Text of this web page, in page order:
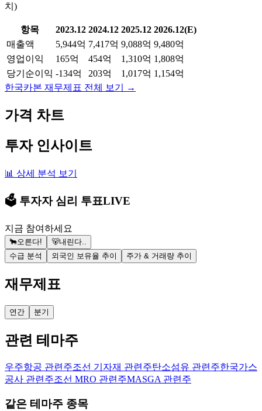
치)
항목 2023.12 2024.12 2025.12 2026.12(E)
매출액
5,944억 7,417억 9,088억 9,480억
영업이익
165억 454억 1,310억 1,808억
당기순이익 -134억 203억 1,017억 1,154억
한국카본 재무제표 전체 보기 →
가격 차트
투자 인사이트
📊 상세 분석 보기
🗳️ 투자자 심리 투표LIVE
지금 참여하세요
🐂오른다! 🐻내린다..
수급 분석
외국인 보유율 추이 주가 & 거래량 추이
재무제표
연간 분기
관련 테마주
우주항공 관련주조선 기자재 관련주탄소섬유 관련주한국가스
공사 관련주조선 MRO 관련주MASGA 관련주
같은 테마주 종목